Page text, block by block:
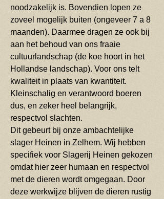
noodzakelijk is. Bovendien lopen ze
zoveel mogelijk buiten (ongeveer 7 a 8
maanden). Daarmee dragen ze ook bij
aan het behoud van ons fraaie
cultuurlandschap (de koe hoort in het
Hollandse landschap). Voor ons telt
kwaliteit in plaats van kwantiteit.
Kleinschalig en verantwoord boeren
dus, en zeker heel belangrijk,
respectvol slachten.
Dit gebeurt bij onze ambachtelijke
slager Heinen in Zelhem. Wij hebben
specifiek voor Slagerij Heinen gekozen
omdat hier zeer humaan en respectvol
met de dieren wordt omgegaan. Door
deze werkwijze blijven de dieren rustig